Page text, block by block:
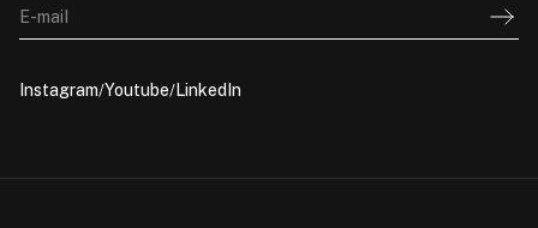
E-mail
Instagram Youtube LinkedIn